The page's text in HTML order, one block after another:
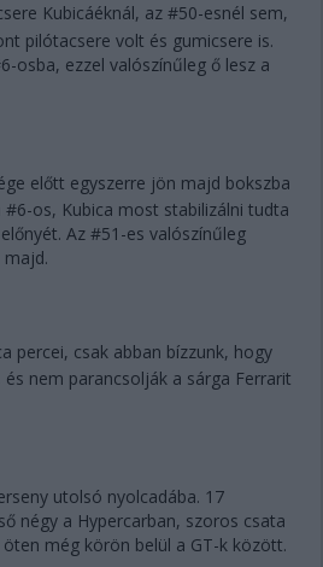
Kubicáéknál, az #50-esnél sem,
pilótacsere volt és gumicsere is.
osba, ezzel valószínűleg ő lesz a
előtt egyszerre jön majd bokszba
os, Kubica most stabilizálni tudta
Az #51-es valószínűleg
percei, csak abban bízzunk, hogy
nem parancsolják a sárga Ferrarit
utolsó nyolcadába. 17
négy a Hypercarban, szoros csata
még körön belül a GT-k között.